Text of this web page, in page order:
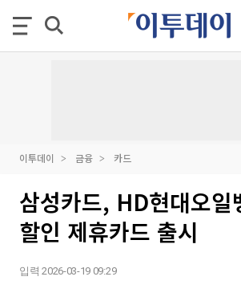
이투데이 금융 카드
삼성카드, HD현대오일
할인 제휴카드 출시
입력 2026-03-19 09:29